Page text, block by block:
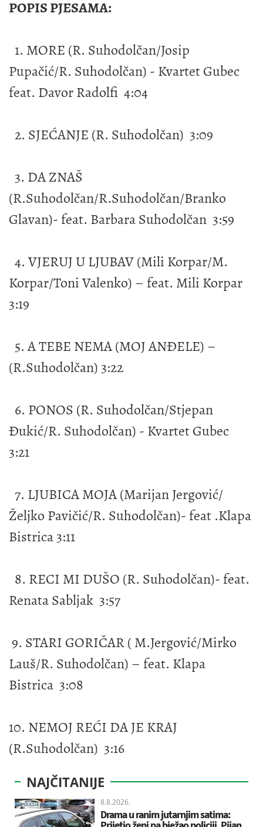
POPIS PJESAMA:
1. MORE (R. Suhodolčan/Josip
Pupačić/R. Suhodolčan) - Kvartet Gubec
feat. Davor Radolfi 4:04
2. SJEĆANJE (R. Suhodolčan) 3:09
3. DA ZNAŠ
(R.Suhodolčan/R.Suhodolčan/Branko
Glavan)- feat. Barbara Suhodolčan 3:59
4. VJERUJ U LJUBAV (Mili Korpar/M.
Korpar/Toni Valenko) – feat. Mili Korpar
3:19
5. A TEBE NEMA (MOJ ANĐELE) –
(R.Suhodolčan) 3:22
6. PONOS (R. Suhodolčan/Stjepan
Đukić/R. Suhodolčan) - Kvartet Gubec
3:21
7. LJUBICA MOJA (Marijan Jergović/
Željko Pavičić/R. Suhodolčan)- feat .Klapa
Bistrica 3:11
8. RECI MI DUŠO (R. Suhodolčan)- feat.
Renata Sabljak 3:57
9. STARI GORIČAR ( M.Jergović/Mirko
Lauš/R. Suhodolčan) – feat. Klapa
Bistrica 3:08
10. NEMOJ REĆI DA JE KRAJ
(R.Suhodolčan) 3:16
NAJČITANIJE
8.8.2026.
Drama u ranim jutarnjim satima: